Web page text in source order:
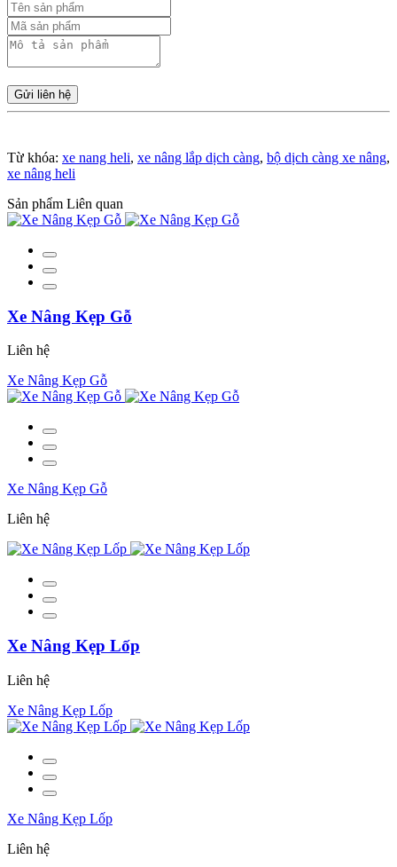
Gửi liên hệ
Từ khóa: xe nang heli, xe nâng lắp dịch càng, bộ dịch càng xe nâng,
xe nâng heli
Sản phẩm Liên quan
Xe Nâng Kẹp Gỗ
Liên hệ
Xe Nâng Kẹp Gỗ
Xe Nâng Kẹp Gỗ
Liên hệ
Xe Nâng Kẹp Lốp
Liên hệ
Xe Nâng Kẹp Lốp
Xe Nâng Kẹp Lốp
Liên hệ